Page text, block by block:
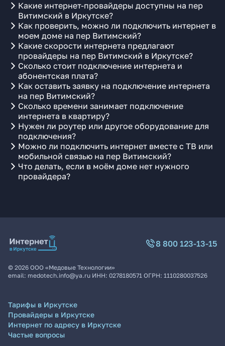
Какие интернет-провайдеры доступны на пер
Витимский в Иркутске?
Как проверить, можно ли подключить интернет в
моем доме на пер Витимский?
Какие скорости интернета предлагают
провайдеры на пер Витимский в Иркутске?
Сколько стоит подключение интернета и
абонентская плата?
Как оставить заявку на подключение интернета
на пер Витимский?
Сколько времени занимает подключение
интернета в квартиру?
Нужен ли роутер или другое оборудование для
подключения?
Можно ли подключить интернет вместе с ТВ или
мобильной связью на пер Витимский?
Что делать, если в моём доме нет нужного
провайдера?
8 800 123-13-15
© 2026 ООО «Медовые Технологии»
email: medotech.info@ya.ru ИНН: 0278180571 ОГРН: 1110280037526
Тарифы в Иркутске
Провайдеры в Иркутске
Интернет по адресу в Иркутске
Частые вопросы